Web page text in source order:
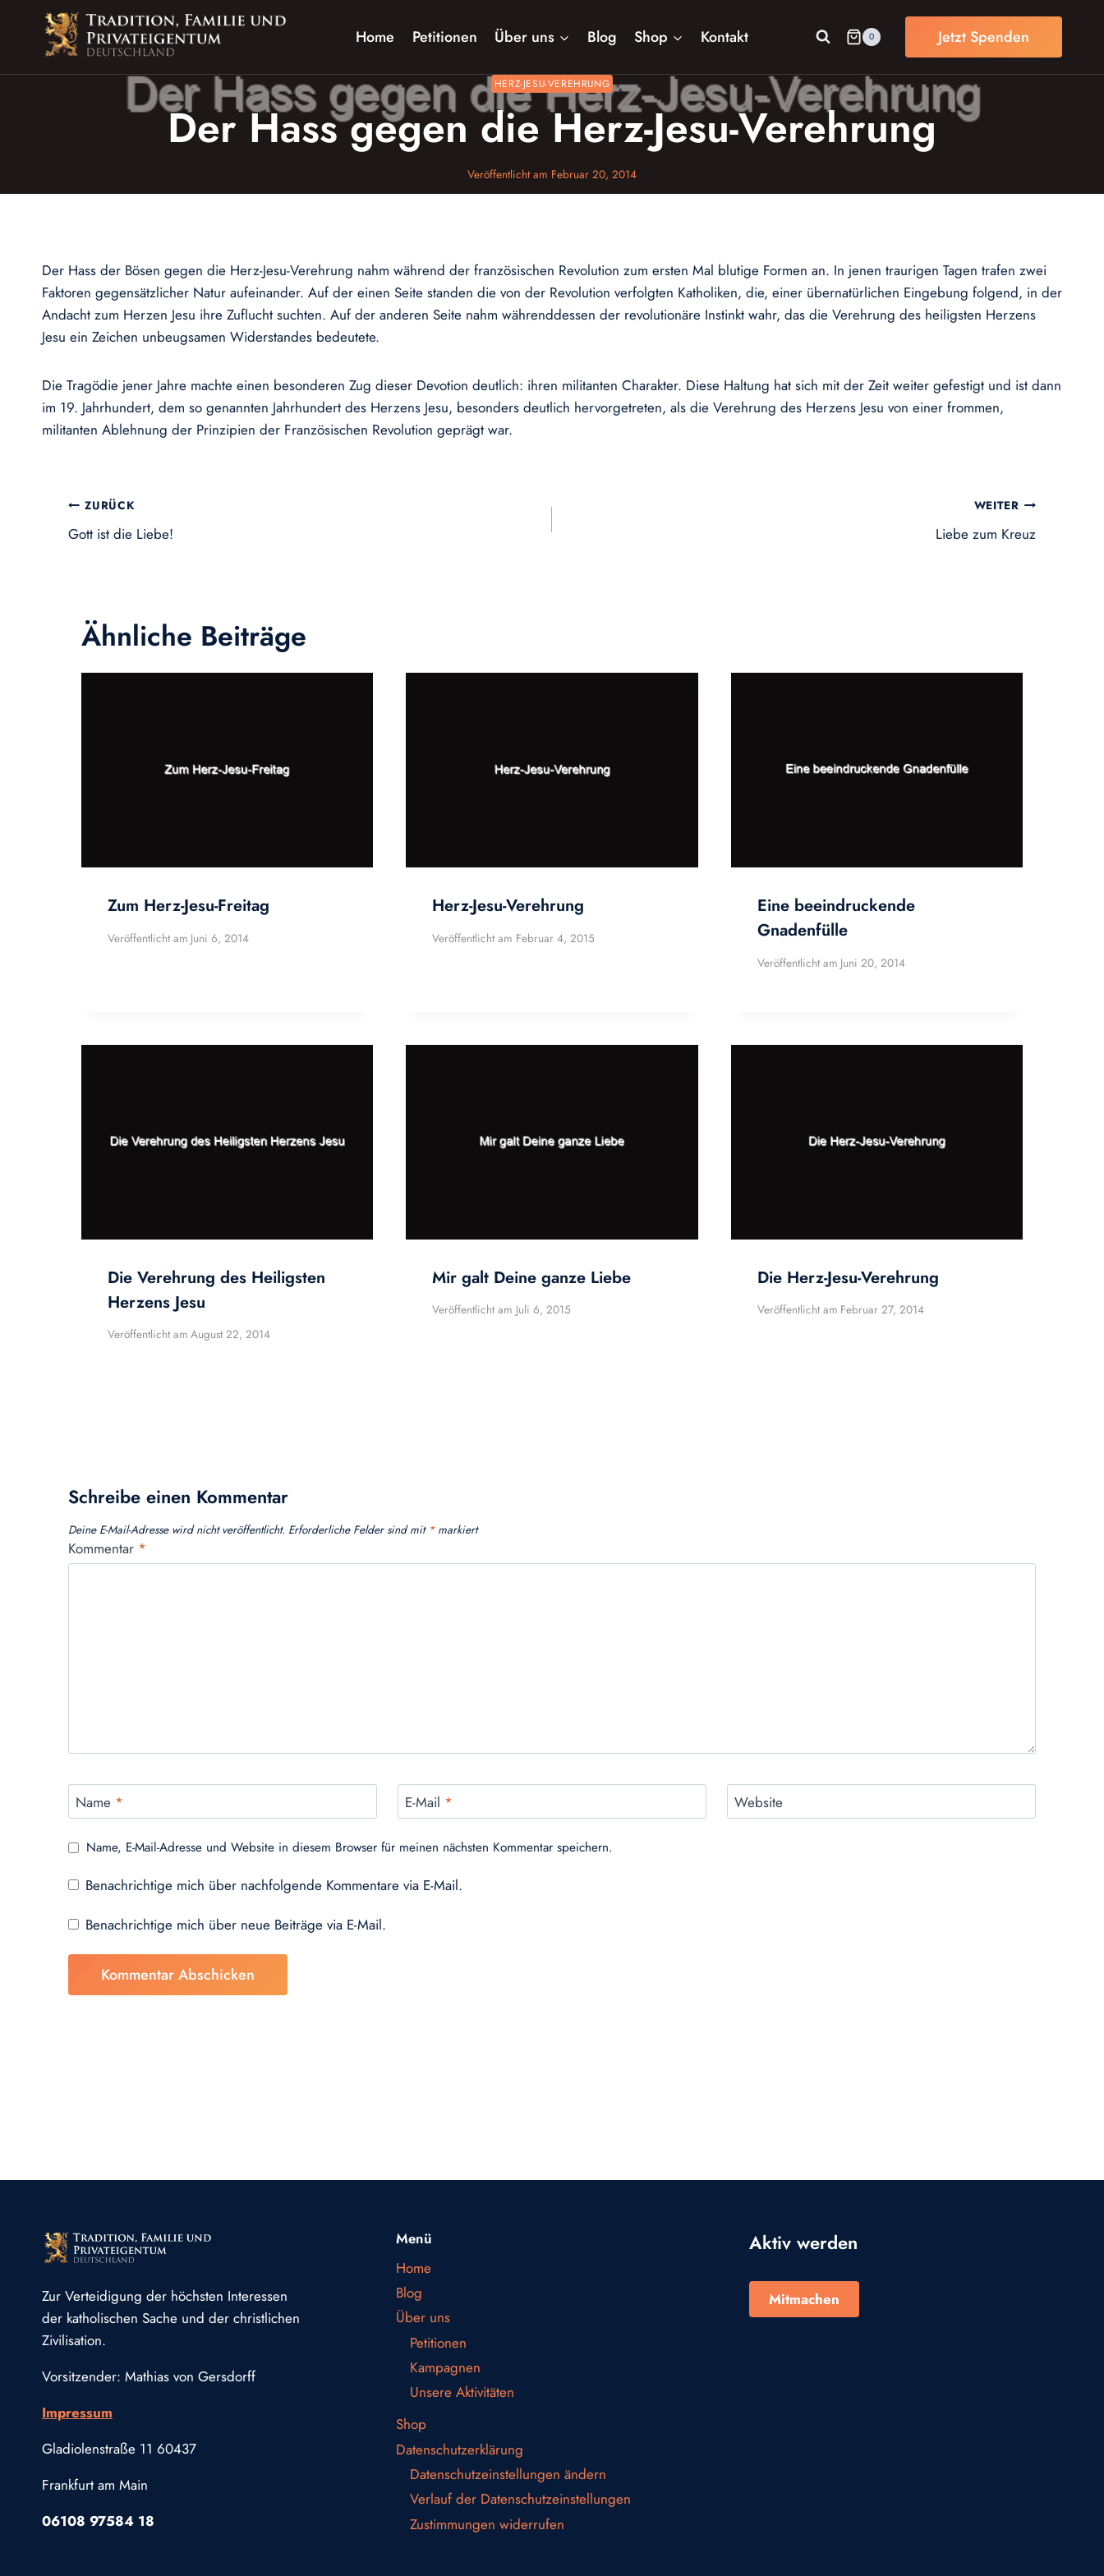
springen
Home Petitionen Über uns Blog Shop Kontakt 0 Jetzt Spenden
HERZ-JESU-VEREHRUNG
Der Hass gegen die Herz-Jesu-Verehrung
Veröffentlicht am Februar 20, 2014
Der Hass der Bösen gegen die Herz-Jesu-Verehrung nahm während der französischen Revolution zum ersten Mal blutige Formen an. In jenen traurigen Tagen trafen zwei
Faktoren gegensätzlicher Natur aufeinander. Auf der einen Seite standen die von der Revolution verfolgten Katholiken, die, einer übernatürlichen Eingebung folgend, in der
Andacht zum Herzen Jesu ihre Zuflucht suchten. Auf der anderen Seite nahm währenddessen der revolutionäre Instinkt wahr, das die Verehrung des heiligsten Herzens
Jesu ein Zeichen unbeugsamen Widerstandes bedeutete.
Die Tragödie jener Jahre machte einen besonderen Zug dieser Devotion deutlich: ihren militanten Charakter. Diese Haltung hat sich mit der Zeit weiter gefestigt und ist dann
im 19. Jahrhundert, dem so genannten Jahrhundert des Herzens Jesu, besonders deutlich hervorgetreten, als die Verehrung des Herzens Jesu von einer frommen,
militanten Ablehnung der Prinzipien der Französischen Revolution geprägt war.
Beitragsnavigation
ZURÜCK
Gott ist die Liebe!
WEITER
Liebe zum Kreuz
Ähnliche Beiträge
Zum Herz-Jesu-Freitag
Veröffentlicht am Juni 6, 2014
Herz-Jesu-Verehrung
Veröffentlicht am Februar 4, 2015
Eine beeindruckende
Gnadenfülle
Veröffentlicht am Juni 20, 2014
Die Verehrung des Heiligsten
Herzens Jesu
Veröffentlicht am August 22, 2014
Mir galt Deine ganze Liebe
Veröffentlicht am Juli 6, 2015
Die Herz-Jesu-Verehrung
Veröffentlicht am Februar 27, 2014
Schreibe einen Kommentar
Deine E-Mail-Adresse wird nicht veröffentlicht. Erforderliche Felder sind mit *markiert
Kommentar *
Name * E-Mail * Website
Name, E-Mail-Adresse und Website in diesem Browser für meinen nächsten Kommentar speichern.
Benachrichtige mich über nachfolgende Kommentare via E-Mail.
Benachrichtige mich über neue Beiträge via E-Mail.
Zur Verteidigung der höchsten Interessen
der katholischen Sache und der christlichen
Zivilisation.
Vorsitzender: Mathias von Gersdorff
Impressum
Gladiolenstraße 11 60437
Frankfurt am Main
06108 97584 18
Menü
Home
Blog
Über uns
Petitionen
Kampagnen
Unsere Aktivitäten
Shop
Datenschutzerklärung
Datenschutzeinstellungen ändern
Verlauf der Datenschutzeinstellungen
Zustimmungen widerrufen
Aktiv werden
Mitmachen